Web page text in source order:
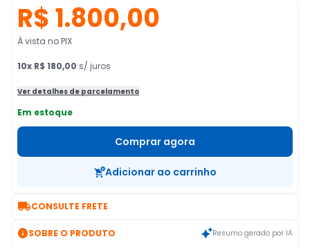
R$ 1.800,00
À vista no PIX
10x R$ 180,00 s/ juros
Ver detalhes de parcelamento
Em estoque
Comprar agora
Adicionar ao carrinho
CONSULTE FRETE
SOBRE O PRODUTO Resumo gerado por IA